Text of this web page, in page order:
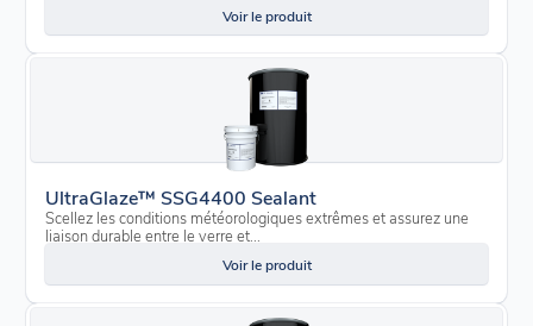
Voir le produit
UltraGlaze™ SSG4400 Sealant
Scellez les conditions météorologiques extrêmes et assurez une
liaison durable entre le verre et...
Voir le produit